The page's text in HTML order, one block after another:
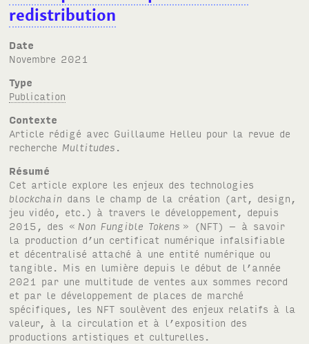
redistribution
Date
novembre 2021
Type
Publication
Contexte
Article rédigé avec Guillaume Helleu pour la revue de
recherche Multitudes .
Résumé
Cet article explore les enjeux des technologies
blockchain dans le champ de la création (art, design,
jeu vidéo, etc.) à travers le développement, depuis
2015, des « Non Fungible Tokens » (NFT) – à savoir
la production d’un certificat numérique infalsifiable
et décentralisé attaché à une entité numérique ou
tangible. Mis en lumière depuis le début de l’année
2021 par une multitude de ventes aux sommes record
et par le développement de places de marché
spécifiques, les NFT soulèvent des enjeux relatifs à la
valeur, à la circulation et à l’exposition des
productions artistiques et culturelles.